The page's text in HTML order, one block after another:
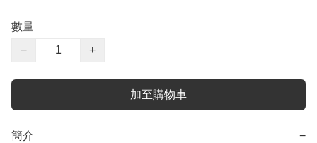
數量
−
+
加至購物車
簡介 −